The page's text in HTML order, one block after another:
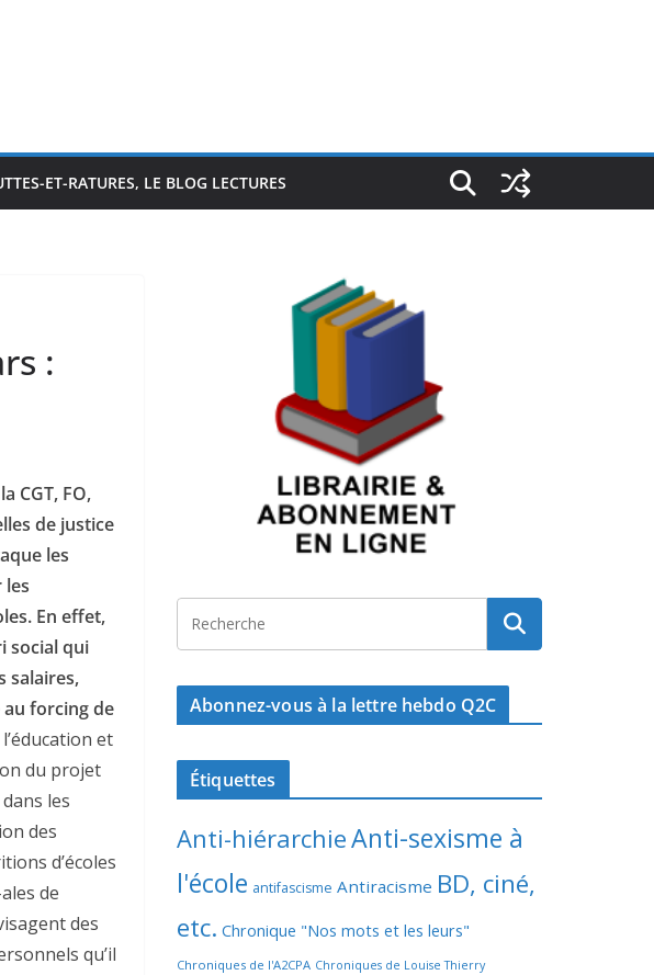
ET-RATURES, LE BLOG LECTURES
:
CGT, FO,
de justice
les
les
En effet,
social qui
salaires,
forcing de
et
du projet
les
des
d’écoles
de
des
qu’il
Abonnez-vous à la lettre hebdo Q2C
Étiquettes
Anti-hiérarchieAnti-sexisme à
l'école antifascisme Antiracisme BD, ciné,
etc. Chronique "Nos mots et les leurs"
Chroniques de l'A2CPA Chroniques de Louise Thierry